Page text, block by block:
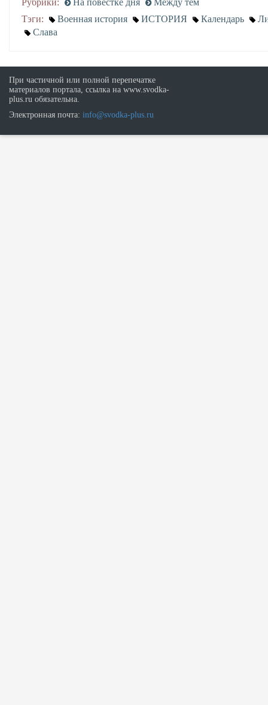
Тэги:
Военная история ИСТОРИЯ Календарь
Слава
При частичной или полной перепечатке
материалов портала, ссылка на www.svodka-
plus.ru обязательна.
Электронная почта: info@svodka-plus.ru